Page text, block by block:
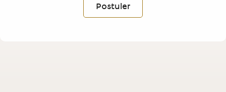
Postuler